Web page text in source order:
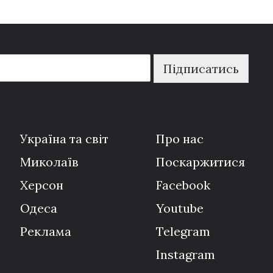
Підписатись
Україна та світ
Миколаїв
Херсон
Одеса
Реклама
Про нас
Поскаржитися
Facebook
Youtube
Telegram
Instagram